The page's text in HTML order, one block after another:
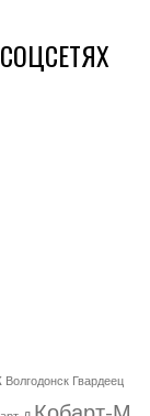
Волгодонск Гвардеец